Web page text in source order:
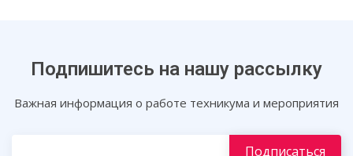
Подпишитесь на нашу рассылку
Важная информация о работе техникума и мероприятия